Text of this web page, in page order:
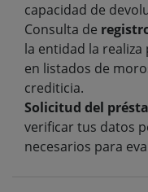
capacidad de
Consulta de
la entidad la
en listados de
crediticia.
Solicitud del
verificar tus datos
necesarios para